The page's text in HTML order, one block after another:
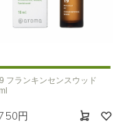
フランキンセンスウッド
円